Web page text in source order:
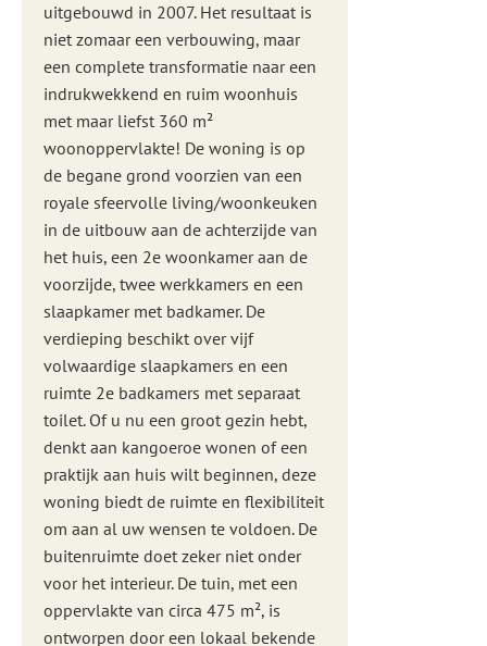
uitgebouwd in 2007. Het resultaat is
niet zomaar een verbouwing, maar
een complete transformatie naar een
indrukwekkend en ruim woonhuis
met maar liefst 360 m²
woonoppervlakte! De woning is op
de begane grond voorzien van een
royale sfeervolle living/woonkeuken
in de uitbouw aan de achterzijde van
het huis, een 2e woonkamer aan de
voorzijde, twee werkkamers en een
slaapkamer met badkamer. De
verdieping beschikt over vijf
volwaardige slaapkamers en een
ruimte 2e badkamers met separaat
toilet. Of u nu een groot gezin hebt,
denkt aan kangoeroe wonen of een
praktijk aan huis wilt beginnen, deze
woning biedt de ruimte en flexibiliteit
om aan al uw wensen te voldoen. De
buitenruimte doet zeker niet onder
voor het interieur. De tuin, met een
oppervlakte van circa 475 m², is
ontworpen door een lokaal bekende